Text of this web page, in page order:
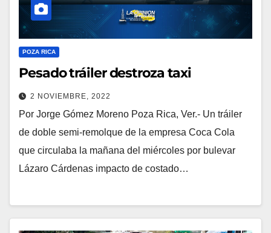
POZA RICA
Pesado tráiler destroza taxi
2 NOVIEMBRE, 2022
Por Jorge Gómez Moreno Poza Rica, Ver.- Un tráiler
de doble semi-remolque de la empresa Coca Cola
que circulaba la mañana del miércoles por bulevar
Lázaro Cárdenas impacto de costado…